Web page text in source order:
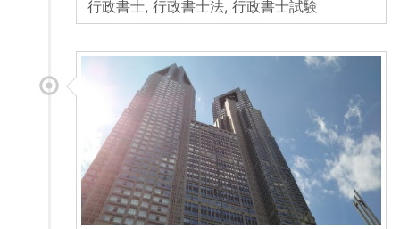
行政書士, 行政書士法, 行政書士試験